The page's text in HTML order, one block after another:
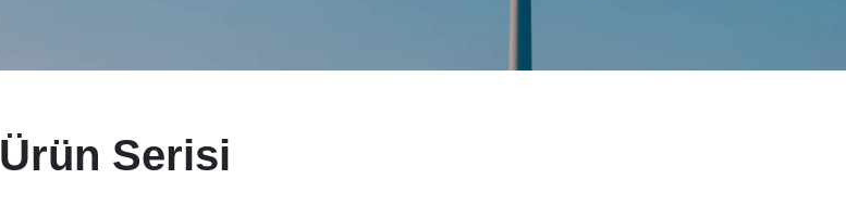
Ürün Serisi